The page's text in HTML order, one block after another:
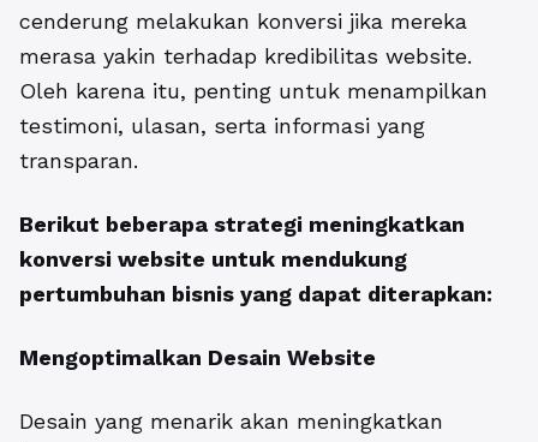
cenderung melakukan konversi jika mereka
merasa yakin terhadap kredibilitas website.
Oleh karena itu, penting untuk menampilkan
testimoni, ulasan, serta informasi yang
transparan.
Berikut beberapa strategi meningkatkan
konversi website untuk mendukung
pertumbuhan bisnis yang dapat diterapkan:
Mengoptimalkan Desain Website
Desain yang menarik akan meningkatkan